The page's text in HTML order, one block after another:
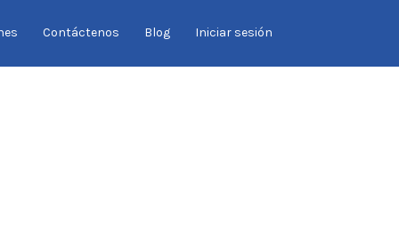
Contáctenos Blog Iniciar sesión
por: